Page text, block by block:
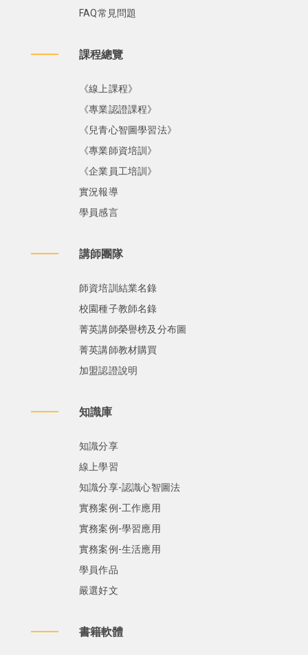
FAQ常見問題
課程總覽
《線上課程》
《專業認證課程》
《兒青心智圖學習法》
《專業師資培訓》
《企業員工培訓》
實況報導
學員感言
講師團隊
師資培訓結業名錄
校園種子教師名錄
菁英講師榮譽榜及分布圖
菁英講師教材購買
加盟認證說明
知識庫
知識分享
線上學習
知識分享-認識心智圖法
實務案例-工作應用
實務案例-學習應用
實務案例-生活應用
學員作品
嚴選好文
書籍軟體